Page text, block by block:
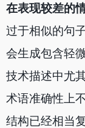
在表现较差的
过于相似的句
会生成包含轻
技术描述中尤
术语准确性上
结构已经相当